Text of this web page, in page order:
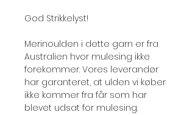
God Strikkelyst!
Merinoulden i dette garn er fra
Australien hvor mulesing ikke
forekommer. Vores leverandør
har garanteret, at ulden vi køber
ikke kommer fra får som har
blevet udsat for mulesing.